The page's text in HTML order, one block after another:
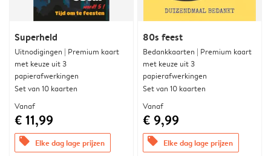
Superheld
Uitnodigingen | Premium kaart
met keuze uit 3
papierafwerkingen
Set van 10 kaarten
Vanaf
€ 11,99
offers Elke dag lage prijzen
80s feest
Bedankkaarten | Premium kaart
met keuze uit 3
papierafwerkingen
Set van 10 kaarten
Vanaf
€ 9,99
offers Elke dag lage prijzen